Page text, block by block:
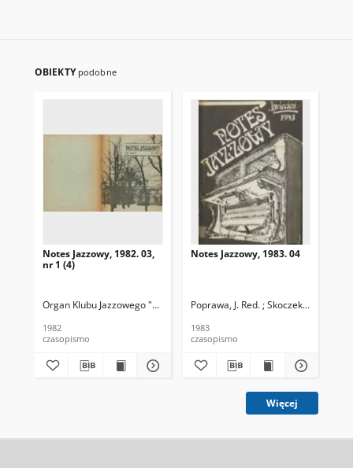
OBIEKTY podobne
Notes Jazzowy, 1982. 03,
nr 1 (4)
Organ Klubu Jazzowego "Rotunda" Skoczek, T. Red.
1982
czasopismo
Notes Jazzowy, 1983. 04
Poprawa, J. Red. ; Skoczek T. Red.
1983
czasopismo
Więcej